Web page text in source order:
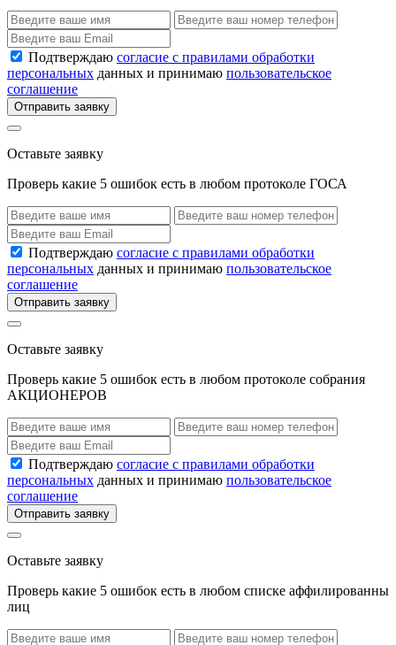
Подтверждаю согласие с правилами обработки
персональных данных и принимаю пользовательское
соглашение
Отправить заявку
Оставьте заявку
Проверь какие 5 ошибок есть в любом протоколе ГОСА
Подтверждаю согласие с правилами обработки
персональных данных и принимаю пользовательское
соглашение
Отправить заявку
Оставьте заявку
Проверь какие 5 ошибок есть в любом протоколе собрания
АКЦИОНЕРОВ
Подтверждаю согласие с правилами обработки
персональных данных и принимаю пользовательское
соглашение
Отправить заявку
Оставьте заявку
Проверь какие 5 ошибок есть в любом списке аффилированны
лиц